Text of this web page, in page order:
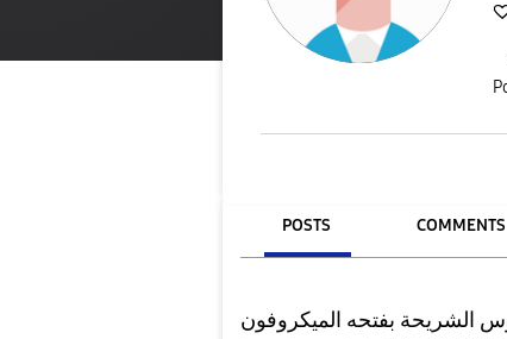
POSTS COMMENTS
الشريحة بفتحه الميكروفون